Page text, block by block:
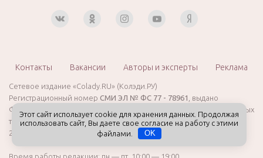
Контакты Вакансии Авторы и эксперты Реклама
Сетевое издание «Colady.RU» (Колэди.РУ)
Регистрационный номер СМИ ЭЛ № ФС 77 - 78961
, выдано
Федеральной службой по надзору в сфере связи, информационных
технологий и массовых коммуникаций (Роскомнадзор) 28 августа
2020 года. Возрастная категория сайта: 16+
Время работы редакции: пн — пт, 10:00 — 19:00
Этот сайт использует cookie для хранения данных. Продолжая
использовать сайт, Вы даете свое согласие на работу с этими
файлами.
OK